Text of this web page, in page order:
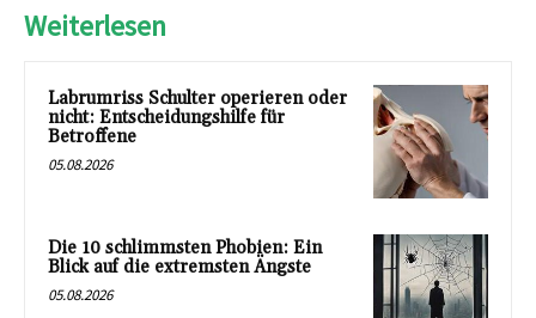
Weiterlesen
Labrumriss Schulter operieren oder
nicht: Entscheidungshilfe für
Betroffene
05.08.2026
Die 10 schlimmsten Phobien: Ein
Blick auf die extremsten Ängste
05.08.2026